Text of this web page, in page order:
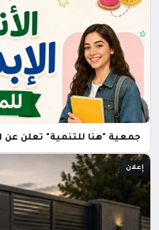
جمعية "هنا للتنمية" تعلن عن
إعلان